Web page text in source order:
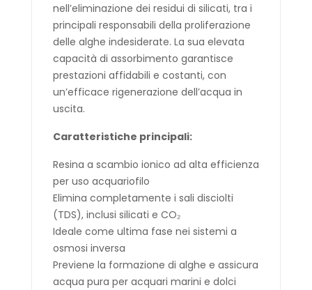
nell’eliminazione dei residui di silicati, tra i
principali responsabili della proliferazione
delle alghe indesiderate. La sua elevata
capacità di assorbimento garantisce
prestazioni affidabili e costanti, con
un’efficace rigenerazione dell’acqua in
uscita.
Caratteristiche principali:
Resina a scambio ionico ad alta efficienza
per uso acquariofilo
Elimina completamente i sali disciolti
(TDS), inclusi silicati e CO₂
Ideale come ultima fase nei sistemi a
osmosi inversa
Previene la formazione di alghe e assicura
acqua pura per acquari marini e dolci